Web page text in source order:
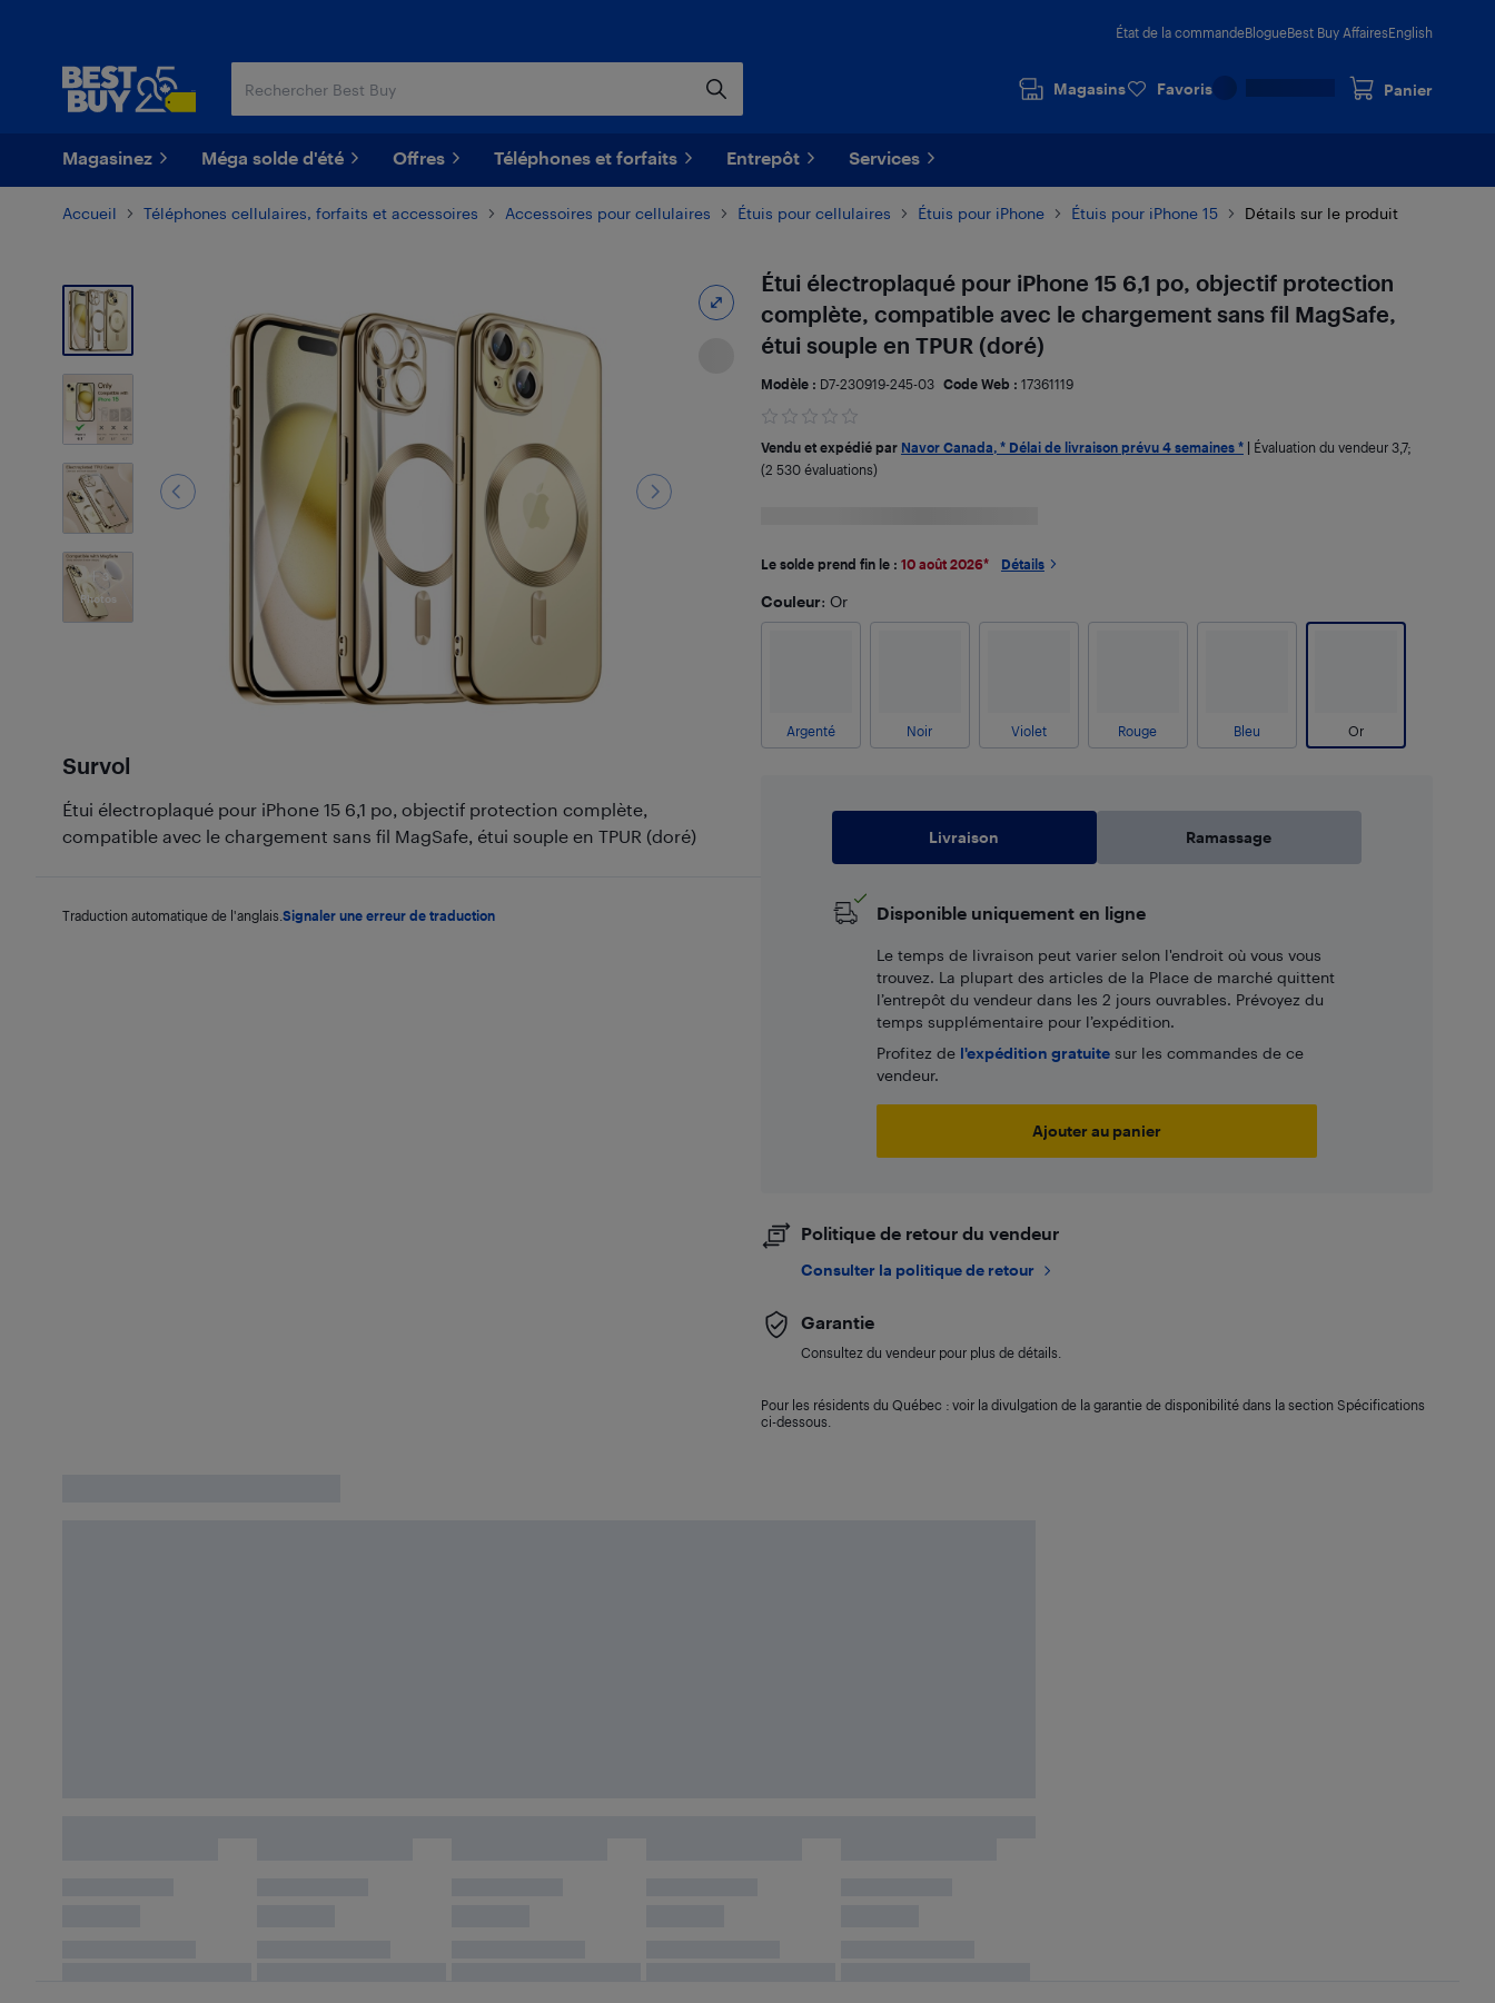
État de la commandeBlogueBest Buy AffairesEnglish
Magasins Favoris Panier
Magasinez Méga solde d'été Offres Téléphones et forfaits Entrepôt Services
Accueil Téléphones cellulaires, forfaits et accessoires Accessoires pour cellulaires Étuis pour cellulaires Étuis pour iPhone Étuis pour iPhone 15 Détails sur le produit
3
Photos
Survol
Étui électroplaqué pour iPhone 15 6,1 po, objectif protection complète,
compatible avec le chargement sans fil MagSafe, étui souple en TPUR (doré)
Traduction automatique de l'anglais. Signaler une erreur de traduction
Étui électroplaqué pour iPhone 15 6,1 po, objectif protection
complète, compatible avec le chargement sans fil MagSafe,
étui souple en TPUR (doré)
Modèle : D7-230919-245-03 Code Web : 17361119
Vendu et expédié par Navor Canada, * Délai de livraison prévu 4 semaines *| Évaluation du vendeur 3,7;
(2 530 évaluations)
Le solde prend fin le : 10 août 2026* Détails
Couleur: Or
Argenté Noir Violet Rouge Bleu Or
Livraison Ramassage
Disponible uniquement en ligne
Le temps de livraison peut varier selon l'endroit où vous vous
trouvez. La plupart des articles de la Place de marché quittent
l’entrepôt du vendeur dans les 2 jours ouvrables. Prévoyez du
temps supplémentaire pour l’expédition.
Profitez de l'expédition gratuitesur les commandes de ce
vendeur.
Ajouter au panier
Politique de retour du vendeur
Consulter la politique de retour
Garantie
Consultez du vendeur pour plus de détails.
Pour les résidents du Québec : voir la divulgation de la garantie de disponibilité dans la section Spécifications
ci-dessous.